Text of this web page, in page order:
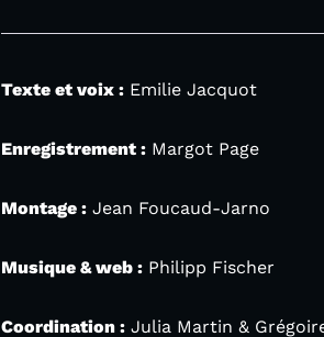
Texte et voix : Emilie Jacquot
Enregistrement : Margot Page
Montage : Jean Foucaud-Jarno
Musique & web : Philipp Fischer
Coordination : Julia Martin &